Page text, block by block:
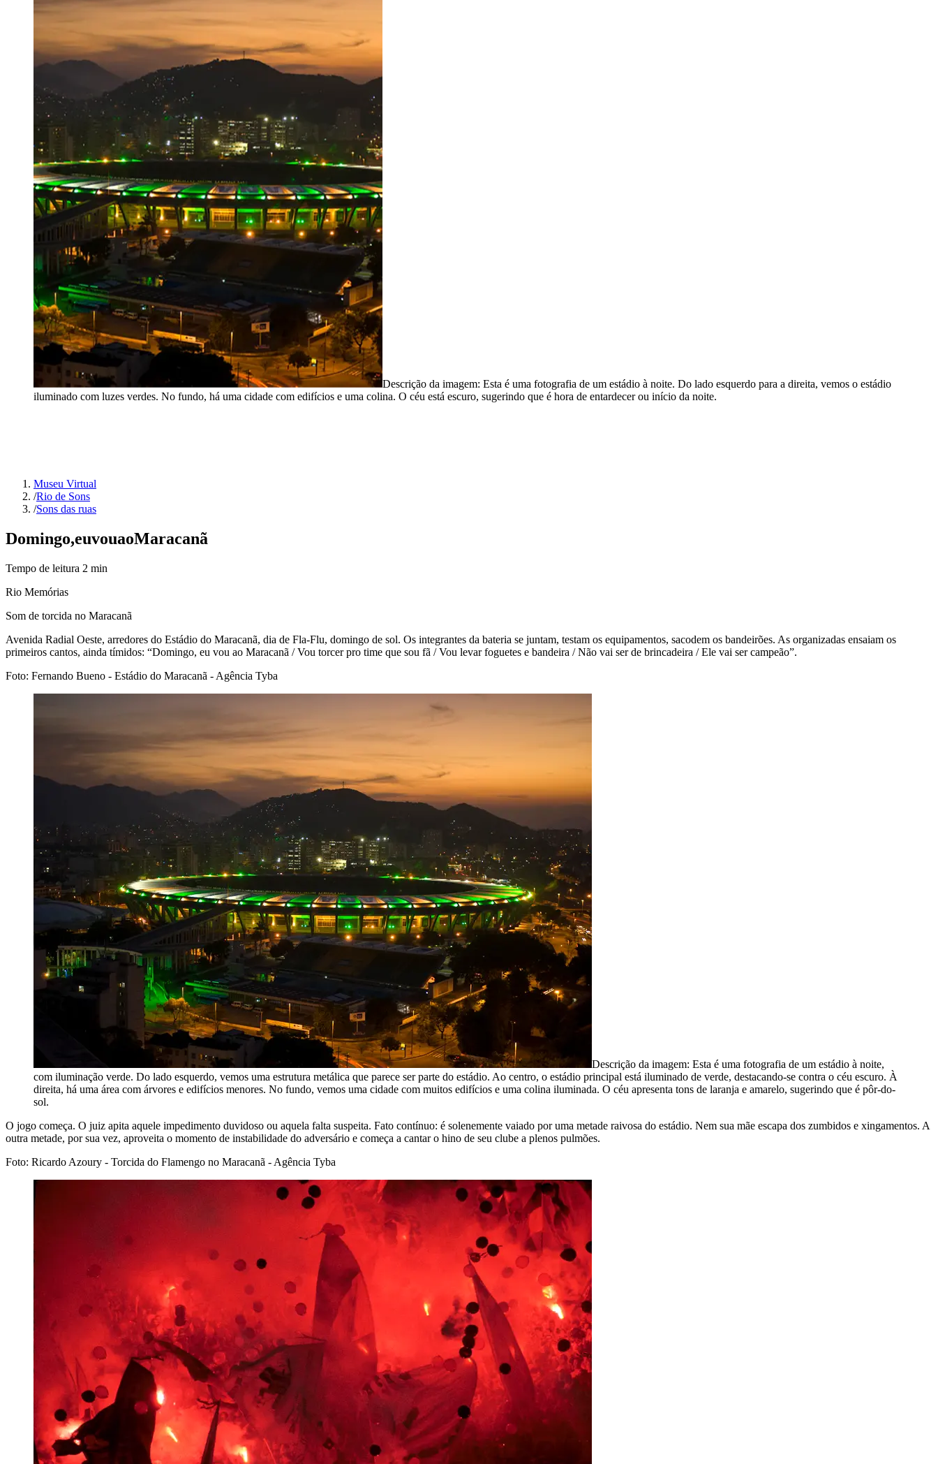
Descrição da imagem: Esta é uma fotografia de um estádio à noite. Do lado esquerdo para a direita, vemos o estádio
iluminado com luzes verdes. No fundo, há uma cidade com edifícios e uma colina. O céu está escuro, sugerindo que é hora de entardecer ou início da noite.
Museu Virtual
/Rio de Sons
/Sons das ruas
Domingo,euvouaoMaracanã
Tempo de leitura 2 min
Rio Memórias
Som de torcida no Maracanã
Avenida Radial Oeste, arredores do Estádio do Maracanã, dia de Fla-Flu, domingo de sol. Os integrantes da bateria se juntam, testam os equipamentos, sacodem os bandeirões. As organizadas ensaiam os
primeiros cantos, ainda tímidos: “Domingo, eu vou ao Maracanã / Vou torcer pro time que sou fã / Vou levar foguetes e bandeira / Não vai ser de brincadeira / Ele vai ser campeão”.
Foto: Fernando Bueno - Estádio do Maracanã - Agência Tyba
Descrição da imagem: Esta é uma fotografia de um estádio à noite,
com iluminação verde. Do lado esquerdo, vemos uma estrutura metálica que parece ser parte do estádio. Ao centro, o estádio principal está iluminado de verde, destacando-se contra o céu escuro. À
direita, há uma área com árvores e edifícios menores. No fundo, vemos uma cidade com muitos edifícios e uma colina iluminada. O céu apresenta tons de laranja e amarelo, sugerindo que é pôr-do-
sol.
O jogo começa. O juiz apita aquele impedimento duvidoso ou aquela falta suspeita. Fato contínuo: é solenemente vaiado por uma metade raivosa do estádio. Nem sua mãe escapa dos zumbidos e xingamentos. A
outra metade, por sua vez, aproveita o momento de instabilidade do adversário e começa a cantar o hino de seu clube a plenos pulmões.
Foto: Ricardo Azoury - Torcida do Flamengo no Maracanã - Agência Tyba